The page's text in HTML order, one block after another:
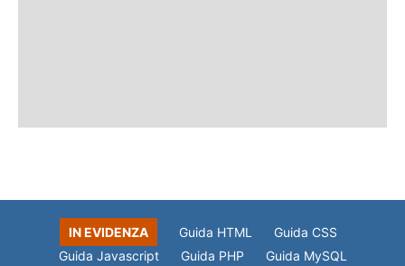
IN EVIDENZA Guida HTML
Guida CSS
Guida Javascript
Guida PHP
Guida MySQL